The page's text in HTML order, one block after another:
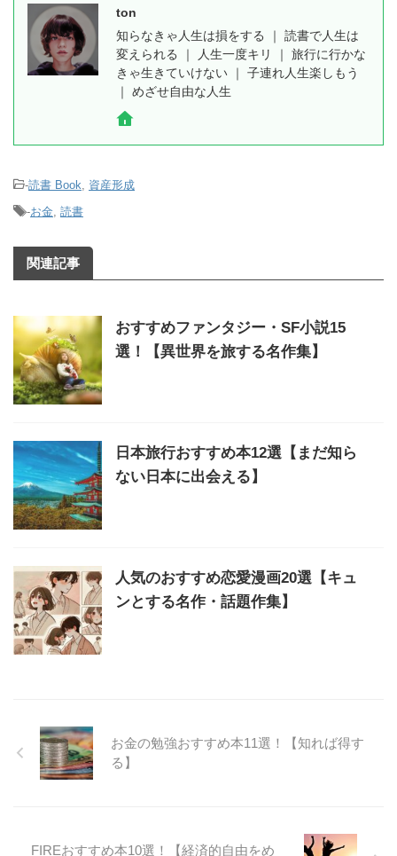
ton
知らなきゃ人生は損をする ｜ 読書で人生は
変えられる ｜ 人生一度キリ ｜ 旅行に行かな
きゃ生きていけない ｜ 子連れ人生楽しもう
｜ めざせ自由な人生
-読書 Book
資産形成
-お金 読書
関連記事
おすすめファンタジー・SF小説15
選！【異世界を旅する名作集】
日本旅行おすすめ本12選【まだ知ら
ない日本に出会える】
人気のおすすめ恋愛漫画20選【キュ
ンとする名作・話題作集】
お金の勉強おすすめ本11選！【知れば得す
る】
FIREおすすめ本10選！【経済的自由をめ